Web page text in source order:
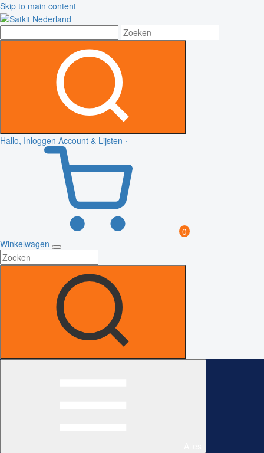
Skip to main content
Hallo, Inloggen Account & Lijsten
0
Winkelwagen